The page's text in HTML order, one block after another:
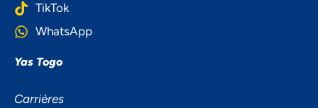
TikTok
WhatsApp
Yas Togo
Carrières